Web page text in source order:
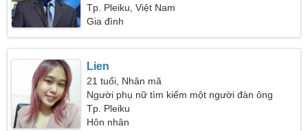
Tp. Pleiku, Việt Nam
Gia đình
Lien
21 tuổi, Nhân mã
Người phụ nữ tìm kiếm một người đàn ông
Tp. Pleiku
Hôn nhân